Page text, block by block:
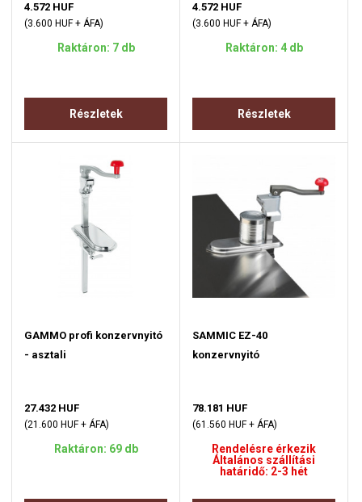
4.572 HUF
(3.600 HUF + ÁFA)
Raktáron: 7 db
Részletek
4.572 HUF
(3.600 HUF + ÁFA)
Raktáron: 4 db
Részletek
GAMMO profi konzervnyitó
- asztali
27.432 HUF
(21.600 HUF + ÁFA)
Raktáron: 69 db
SAMMIC EZ-40
konzervnyitó
78.181 HUF
(61.560 HUF + ÁFA)
Rendelésre érkezik
Általános szállítási
határidő: 2-3 hét